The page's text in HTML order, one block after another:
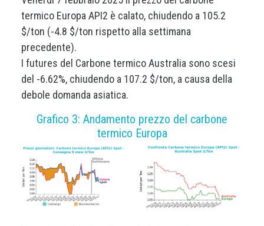
termico Europa API2 è calato, chiudendo a 105.2
$/ton (-4.8 $/ton rispetto alla settimana
precedente).
I futures del Carbone termico Australia sono scesi
del -6.62%, chiudendo a 107.2 $/ton, a causa della
debole domanda asiatica.
Grafico 3: Andamento prezzo del carbone
termico Europa